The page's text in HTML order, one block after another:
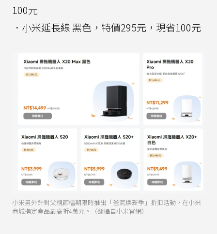
100元
．小米延長線 黑色，特價295元，現省100元
小米另外針對父親節檔期限時推出「爸氣煥新季」折扣活動，在小米
商城指定產品最高折4萬元。（翻攝自小米官網）